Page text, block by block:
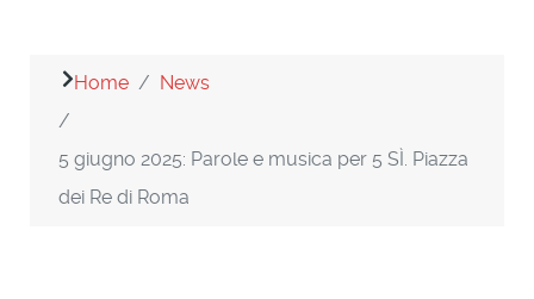
Home News
5 giugno 2025: Parole e musica per 5 SÌ. Piazza
dei Re di Roma